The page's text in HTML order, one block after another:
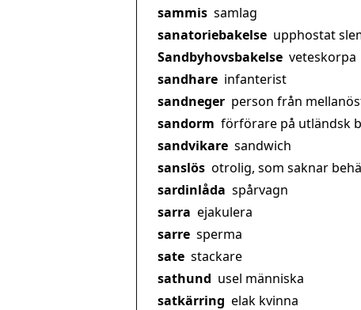
sammis samlag
sanatoriebakelse upphostat
Sandbyhovsbakelse veteskorpa
sandhare infanterist
sandneger person från
sandorm förförare på utländsk
sandvikare sandwich
sanslös otrolig, som saknar
sardinlåda spårvagn
sarra ejakulera
sarre sperma
sate stackare
sathund usel människa
satkärring elak kvinna